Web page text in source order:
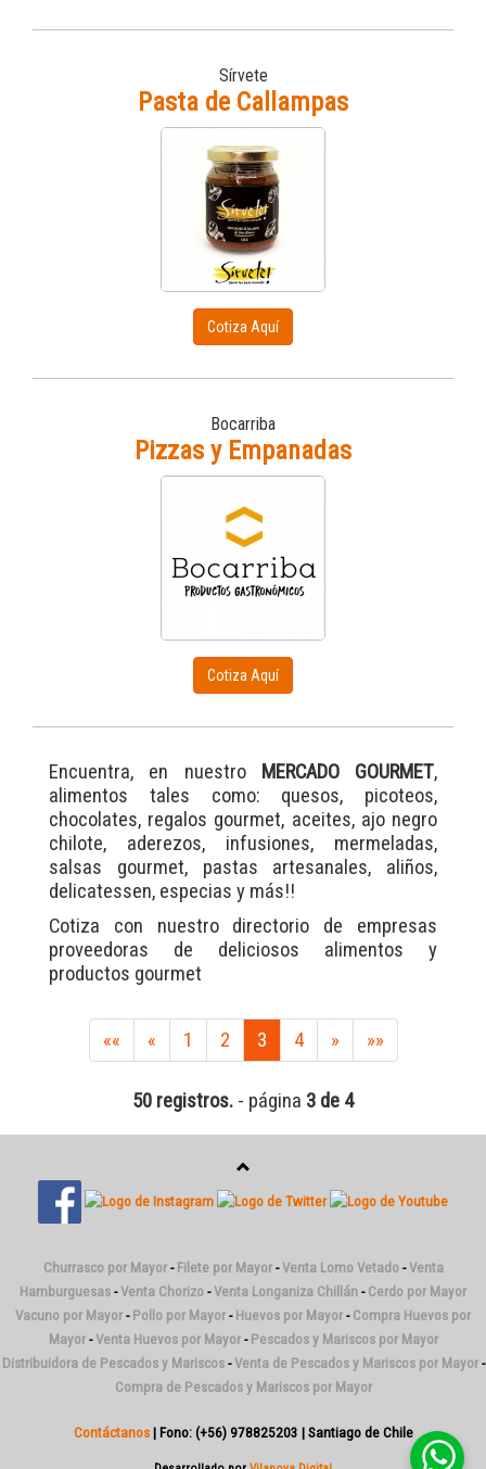
Sírvete
Pasta de Callampas
Cotiza Aquí
Bocarriba
Pizzas y Empanadas
Cotiza Aquí
Encuentra, en nuestro MERCADO GOURMET,
alimentos tales como: quesos, picoteos,
chocolates, regalos gourmet, aceites, ajo negro
chilote, aderezos, infusiones, mermeladas,
salsas gourmet, pastas artesanales, aliños,
delicatessen, especias y más!!
Cotiza con nuestro directorio de empresas
proveedoras de deliciosos alimentos y
productos gourmet
«« « 1 2 3 4 » »»
50 registros. - página 3 de 4
Churrasco por Mayor- Filete por Mayor-Venta Lomo Vetado-Venta
Hamburguesas -Venta Chorizo -Venta Longaniza Chillán - Cerdo por Mayor
Vacuno por Mayor - Pollo por Mayor - Huevos por Mayor - Compra Huevos por
Mayor-Venta Huevos por Mayor- Pescados y Mariscos por Mayor
Distribuidora de Pescados y Mariscos-Venta de Pescados y Mariscos por Mayor-
Compra de Pescados y Mariscos por Mayor
Contáctanos| Fono: (+56) 978825203 | Santiago de Chile